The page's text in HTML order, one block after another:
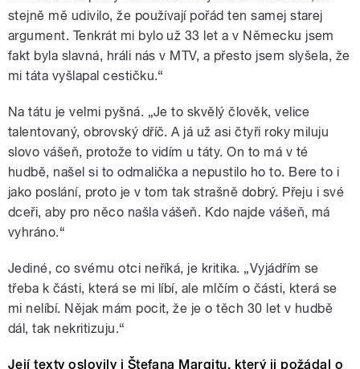
stejně mě udivilo, že používají pořád ten samej starej
argument. Tenkrát mi bylo už 33 let a v Německu jsem
fakt byla slavná, hráli nás v MTV, a přesto jsem slyšela, že
mi táta vyšlapal cestičku.“
Na tátu je velmi pyšná. „Je to skvělý člověk, velice
talentovaný, obrovský dříč. A já už asi čtyři roky miluju
slovo vášeň, protože to vidím u táty. On to má v té
hudbě, našel si to odmalička a nepustilo ho to. Bere to i
jako poslání, proto je v tom tak strašně dobrý. Přeju i své
dceři, aby pro něco našla vášeň. Kdo najde vášeň, má
vyhráno.“
Jediné, co svému otci neříká, je kritika. „Vyjádřím se
třeba k části, která se mi líbí, ale mlčím o části, která se
mi nelíbí. Nějak mám pocit, že je o těch 30 let v hudbě
dál, tak nekritizuju.“
Její texty oslovily i Štefana Margitu, který ji požádal o